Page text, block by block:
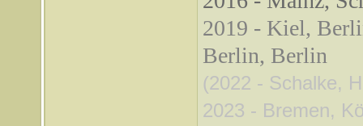
2019 - Kiel,
Berlin, Berlin
(2022 - Schalke,
2023 - Bremen,